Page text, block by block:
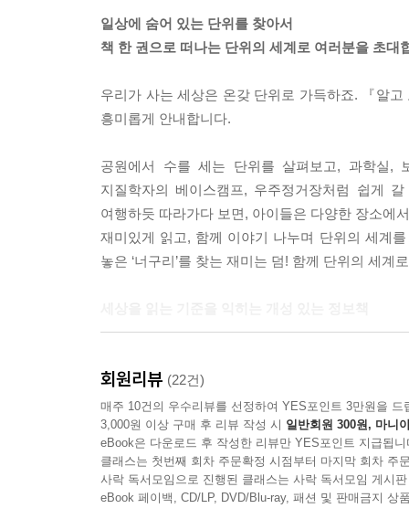
일상에 숨어 있는 단위를 찾아서
책 한 권으로 떠나는 단위의 세계로 여러분을 초대
우리가 사는 세상은 온갖 단위로 가득하죠. 『알
흥미롭게 안내합니다.
공원에서 수를 세는 단위를 살펴보고, 과학실,
지질학자의 베이스캠프, 우주정거장처럼 쉽게
여행하듯 따라가다 보면, 아이들은 다양한 장소에
재미있게 읽고, 함께 이야기 나누며 단위의 세계
놓은 ‘너구리’를 찾는 재미는 덤! 함께 단위의 세계
적혀 있을까요? 『알고 보면 더 잘 보이는 단위 도
이 책은 그림 속 장면마다 단위가 실제로 쓰이는
자연스럽게 알려 줍니다. 공원, 집, 학교처럼 익
다양한 단위의 쓰임을 만날 수 있어요.
회원리뷰 (22건)
매주 10건의 우수리뷰를 선정하여 YES포인트 3만원을 드
3,000원 이상 구매 후 리뷰 작성 시 일반회원 300원, 마니
eBook은 다운로드 후 작성한 리뷰만 YES포인트 지급됩니
클래스는 첫번째 회차 주문확정 시점부터 마지막 회차 주
사락 독서모임으로 진행된 클래스는 사락 독서모임 게시
eBook 페이백, CD/LP, DVD/Blu-ray, 패션 및 판매금지 상